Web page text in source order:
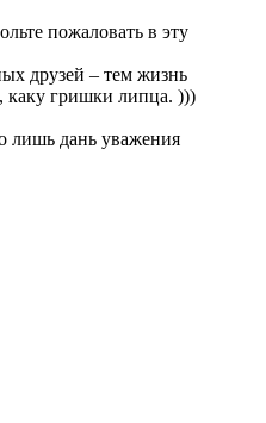
пожаловать в эту
друзей – тем жизнь
каку гришки липца. )))
лишь дань уважения